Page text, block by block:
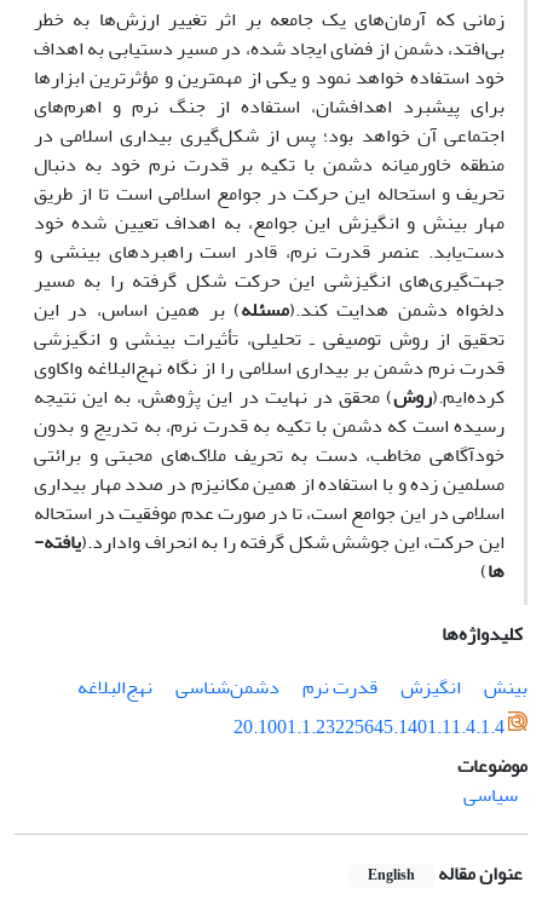
زمانی که آرمان­‌های یک جامعه بر اثر تغییر ارزش­‌ها به خطر
بی‌افتد، دشمن از فضای ایجاد شده، در مسیر دستیابی به اهداف
خود استفاده خواهد نمود و یکی از مهم­ترین و مؤثرترین ابزارها
برای پیشبرد اهدافشان، استفاده از جنگ نرم و اهرم­‌های
اجتماعی آن خواهد بود؛ پس از شکل­‌گیری بیداری اسلامی در
منطقه خاورمیانه دشمن با تکیه بر قدرت نرم خود به دنبال
تحریف و استحاله این حرکت در جوامع اسلامی است تا از طریق
مهار بینش و انگیزش این جوامع، به اهداف تعیین شده خود
دست‌یابد. عنصر قدرت نرم، قادر است راهبردهای بینشی و
جهت­‌گیری­‌های انگیزشی این حرکت شکل گرفته را به مسیر
دلخواه دشمن هدایت کند.(مسئله) بر همین اساس، در این
تحقیق از روش توصیفی ـ تحلیلی، تأثیرات بینشی و انگیزشی
قدرت نرم دشمن بر بیداری اسلامی را از نگاه نهج‌­البلاغه واکاوی
کرده‌ایم.(روش) محقق در نهایت در این پژوهش، به این نتیجه
رسیده است که دشمن با تکیه به قدرت نرم، به تدریج و بدون
خودآگاهی مخاطب، دست به تحریف ملاک­‌های محبتی و برائتی
مسلمین زده و با استفاده از همین مکانیزم در صدد مهار بیداری
اسلامی در این جوامع است، تا در صورت عدم موفقیت در استحاله
این حرکت، این جوشش شکل گرفته را به انحراف وادارد.(یافته‌­
ها)
کلیدواژه‌ها
بینش
انگیزش قدرت نرم دشمن‌شناسی
نهج‌البلاغه
20.1001.1.23225645.1401.11.4.1.4
موضوعات
سیاسی
عنوان مقاله English